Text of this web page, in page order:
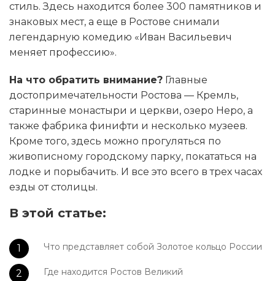
стиль. Здесь находится более 300 памятников и
знаковых мест, а еще в Ростове снимали
легендарную комедию «Иван Васильевич
меняет профессию».
На что обратить внимание? Главные
достопримечательности Ростова — Кремль,
старинные монастыри и церкви, озеро Неро, а
также фабрика финифти и несколько музеев.
Кроме того, здесь можно прогуляться по
живописному городскому парку, покататься на
лодке и порыбачить. И все это всего в трех часах
езды от столицы.
В этой статье:
Что представляет собой Золотое кольцо России
Где находится Ростов Великий